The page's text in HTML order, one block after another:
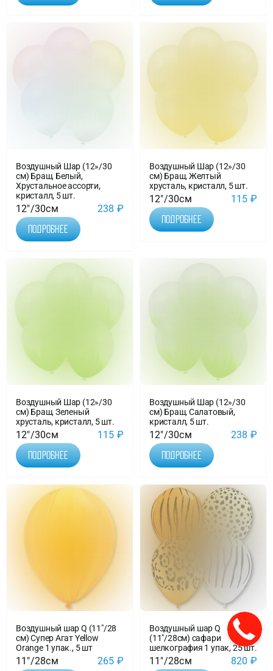
Воздушный Шар (12»/30
см) Браш, Белый,
Хрустальное ассорти,
кристалл, 5 шт.
12"/30см 238 ₽
Подробнее
Воздушный Шар (12»/30
см) Браш, Желтый
хрусталь, кристалл, 5 шт.
12"/30см 115 ₽
Подробнее
Воздушный Шар (12»/30
см) Браш, Зеленый
хрусталь, кристалл, 5 шт.
12"/30см 115 ₽
Подробнее
Воздушный Шар (12»/30
см) Браш, Салатовый,
кристалл, 5 шт.
12"/30см 238 ₽
Подробнее
Воздушный шар Q (11″/28
см) Супер Агат Yellow
Orange 1 упак., 5 шт
11"/28см 265 ₽
Воздушный шар Q
(11″/28см) сафари
шелкография 1 упак, 25 шт.
11"/28см 820 ₽